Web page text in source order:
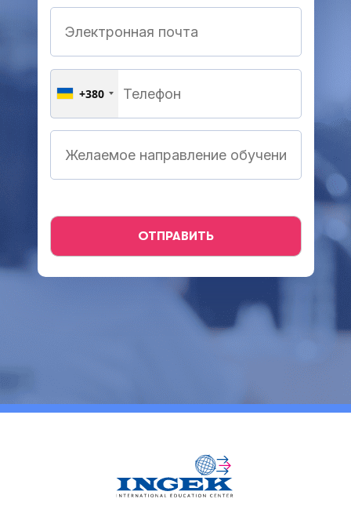
+380